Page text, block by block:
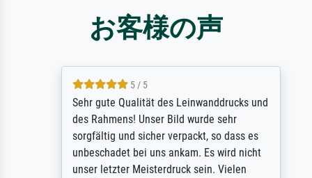
お客様の声
5 / 5
Sehr gute Qualität des Leinwanddrucks und
des Rahmens! Unser Bild wurde sehr
sorgfältig und sicher verpackt, so dass es
unbeschadet bei uns ankam. Es wird nicht
unser letzter Meisterdruck sein. Vielen